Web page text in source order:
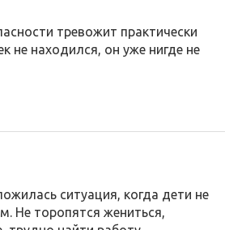
тревожит практически
не находился, он уже нигде не
ситуация, когда дети не
Не торопятся жениться,